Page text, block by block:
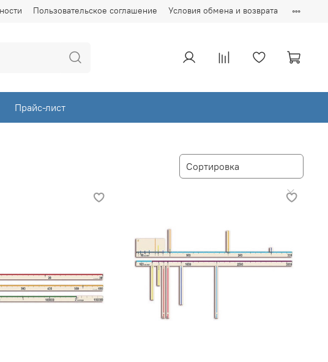
Пользовательское соглашение Условия обмена и возврата
Прайс-лист